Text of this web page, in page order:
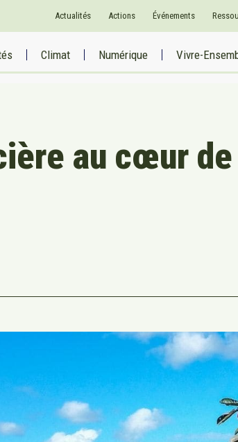
Actualités Actions Événements
Climat Numérique Vivre-
au cœur